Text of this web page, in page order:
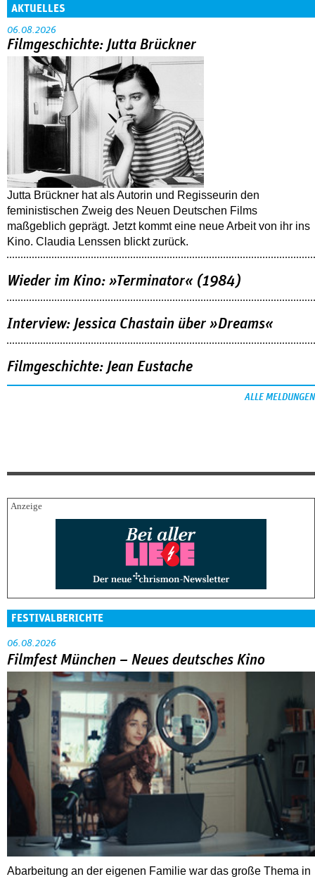
AKTUELLES
06.08.2026
Filmgeschichte: Jutta Brückner
Jutta Brückner hat als Autorin und Regisseurin den
feministischen Zweig des Neuen Deutschen Films
maßgeblich geprägt. Jetzt kommt eine neue Arbeit von ihr ins
Kino. Claudia Lenssen blickt zurück.
Wieder im Kino: »Terminator« (1984)
Interview: Jessica Chastain über »Dreams«
Filmgeschichte: Jean Eustache
ALLE MELDUNGEN
FESTIVALBERICHTE
06.08.2026
Filmfest München – Neues deutsches Kino
Abarbeitung an der eigenen Familie war das große Thema in